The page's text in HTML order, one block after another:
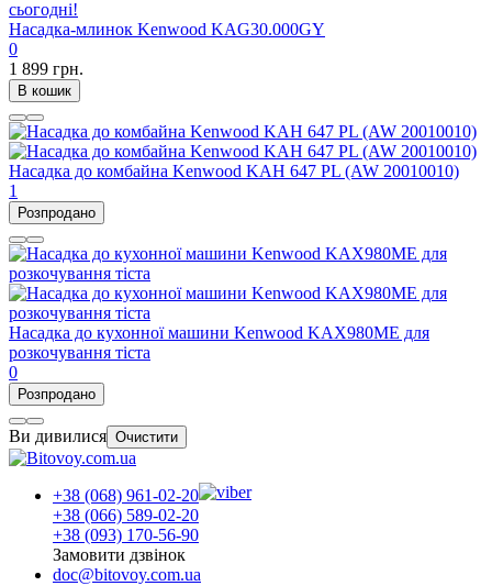
сьогодні!
Насадка-млинок Kenwood KAG30.000GY
0
1 899 грн.
В кошик
Насадка до комбайна Kenwood KAH 647 PL (AW 20010010)
1
Розпродано
Насадка до кухонної машини Kenwood KAX980ME для
розкочування тіста
0
Розпродано
Ви дивилися Очистити
+38 (068) 961-02-20
+38 (066) 589-02-20
+38 (093) 170-56-90
Замовити дзвінок
doc@bitovoy.com.ua